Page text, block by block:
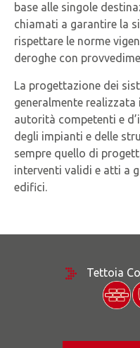
base alle singole
chiamati a garantire la
rispettare le norme
deroghe con
La progettazione dei
generalmente
autorità competenti e
degli impianti e delle
sempre quello di
interventi validi e atti a
edifici.
Tettoia